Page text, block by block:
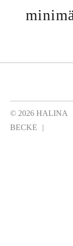
© 2026 HALINA
BECKE
|